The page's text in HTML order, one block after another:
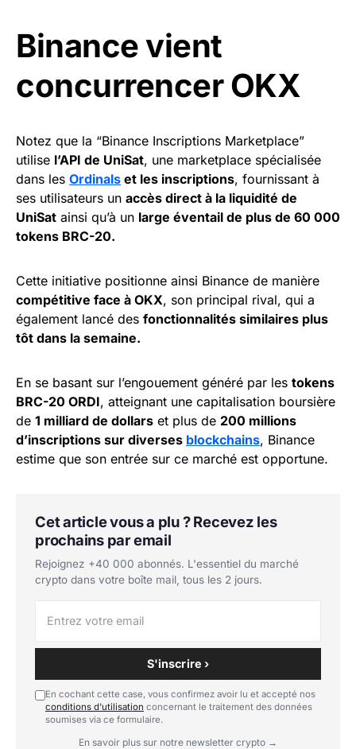
Binance vient
concurrencer OKX
Notez que la “Binance Inscriptions Marketplace”
utilise l’API de UniSat, une marketplace spécialisée
dans les Ordinals et les inscriptions, fournissant à
ses utilisateurs un accès direct à la liquidité de
UniSat ainsi qu’à un large éventail de plus de 60 000
tokens BRC-20.
Cette initiative positionne ainsi Binance de manière
compétitive face à OKX, son principal rival, qui a
également lancé des fonctionnalités similaires plus
tôt dans la semaine.
En se basant sur l’engouement généré par les tokens
BRC-20 ORDI, atteignant une capitalisation boursière
de 1 milliard de dollars et plus de 200 millions
d’inscriptions sur diverses blockchains, Binance
estime que son entrée sur ce marché est opportune.
Cet article vous a plu ? Recevez les
prochains par email
Rejoignez +40 000 abonnés. L'essentiel du marché
crypto dans votre boîte mail, tous les 2 jours.
S'inscrire ›
En cochant cette case, vous confirmez avoir lu et accepté nos
conditions d'utilisation concernant le traitement des données
soumises via ce formulaire.
En savoir plus sur notre newsletter crypto →